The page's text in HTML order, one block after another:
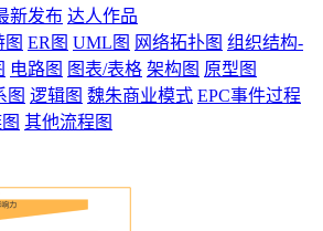
新发布 达人作品
图 ER图 UML图 网络拓扑图 组织结构-
电路图 图表/表格 架构图 原型图
图 逻辑图 魏朱商业模式 EPC事件过程
其他流程图